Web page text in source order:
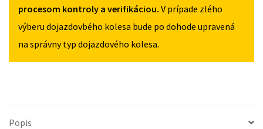
2007-
2008
procesom kontroly a verifikáciou. V prípade zlého
výberu dojazdovbého kolesa bude po dohode upravená
na správny typ dojazdového kolesa.
Popis